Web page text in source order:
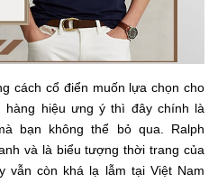
cách cổ điển muốn lựa chọn cho
hàng hiệu ưng ý thì đây chính là
bạn không thể bỏ qua. Ralph
và là biểu tượng thời trang của
vẫn còn khá lạ lẫm tại Việt Nam